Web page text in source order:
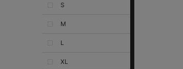
S
M
L
XL